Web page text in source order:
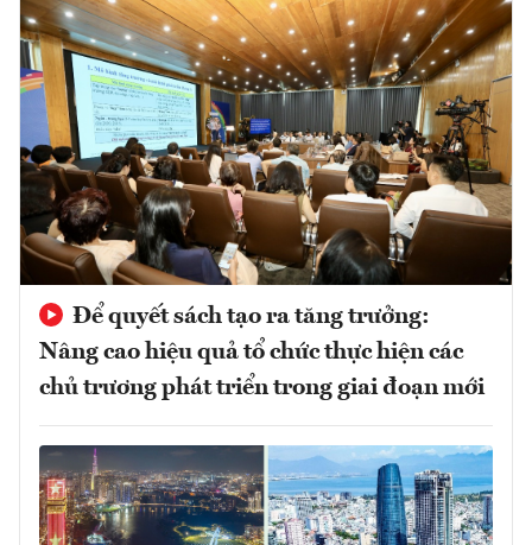
Để quyết sách tạo ra tăng trưởng:
Nâng cao hiệu quả tổ chức thực hiện các
chủ trương phát triển trong giai đoạn mới